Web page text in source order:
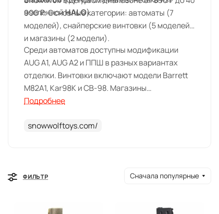
вселеннойHALO).
990 ₽. Основные категории: автоматы (7
моделей), снайперские винтовки (5 моделей)
и магазины (2 модели).
Среди автоматов доступны модификации
AUG A1, AUG A2 и ППШ в разных вариантах
отделки. Винтовки включают модели Barrett
M82A1, Kar98K и СВ-98. Магазины
представлены для ППШ и AUG.
Подробнее
snowwolftoys.com/
ФИЛЬТР Сначала популярные